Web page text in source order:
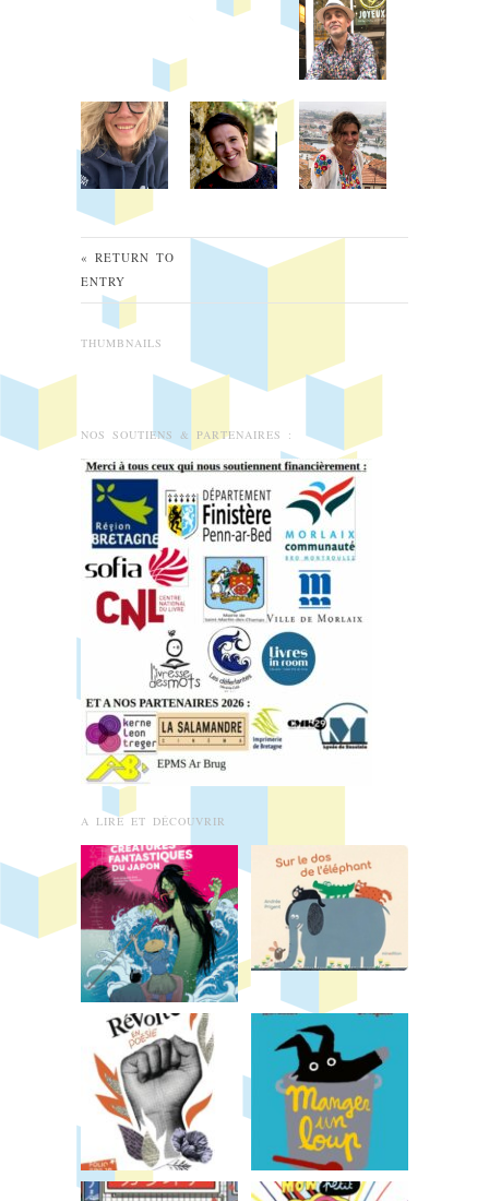
« RETURN TO
ENTRY
THUMBNAILS
NOS SOUTIENS & PARTENAIRES :
A LIRE ET DÉCOUVRIR